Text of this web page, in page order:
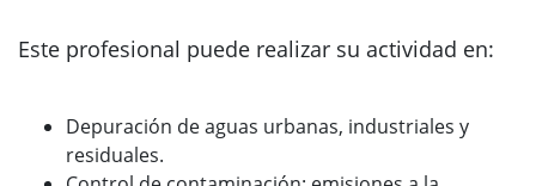
Este profesional puede realizar su actividad en:
Depuración de aguas urbanas, industriales y
residuales.